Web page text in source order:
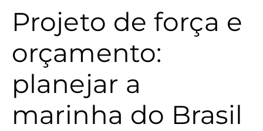
Projeto de força e
orçamento:
planejar a
marinha do Brasil